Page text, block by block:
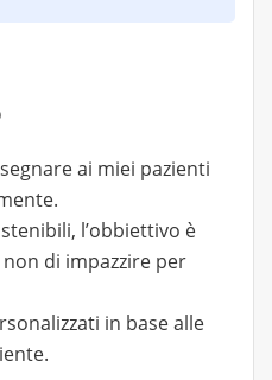
ai miei pazienti
l’obbiettivo è
di impazzire per
in base alle